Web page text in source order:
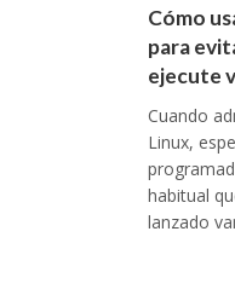
Cómo
para
ejecute
Cuando
Linux,
habitual
lanzado